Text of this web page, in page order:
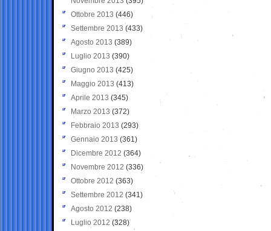
Ottobre 2013 (446)
Settembre 2013 (433)
Agosto 2013 (389)
Luglio 2013 (390)
Giugno 2013 (425)
Maggio 2013 (413)
Aprile 2013 (345)
Marzo 2013 (372)
Febbraio 2013 (293)
Gennaio 2013 (361)
Dicembre 2012 (364)
Novembre 2012 (336)
Ottobre 2012 (363)
Settembre 2012 (341)
Agosto 2012 (238)
Luglio 2012 (328)